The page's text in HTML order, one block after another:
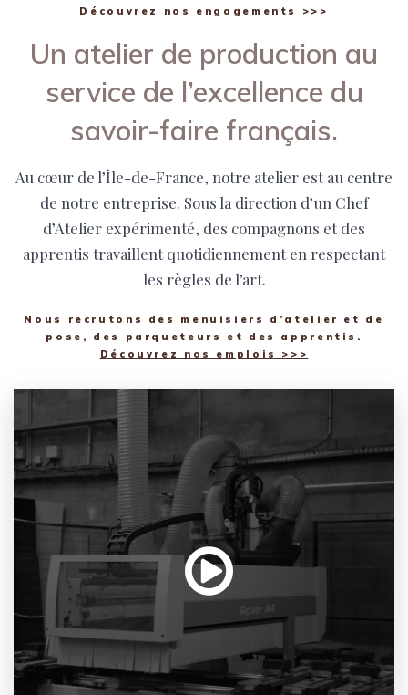
Découvrez nos engagements >>>
Un atelier de production au
service de l’excellence du
savoir-faire français.
Au cœur de l’Île-de-France, notre atelier est au centre
de notre entreprise. Sous la direction d’un Chef
d’Atelier expérimenté, des compagnons et des
apprentis travaillent quotidiennement en respectant
les règles de l’art.
Nous recrutons des menuisiers d’atelier et de
pose, des parqueteurs et des apprentis.
Découvrez nos emplois >>>